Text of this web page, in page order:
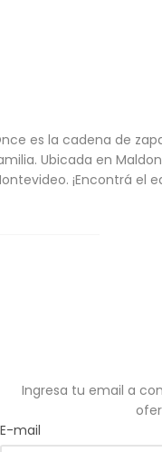
es la cadena de
Ubicada en
¡Encontrá el
Ingresa tu email a
E-mail